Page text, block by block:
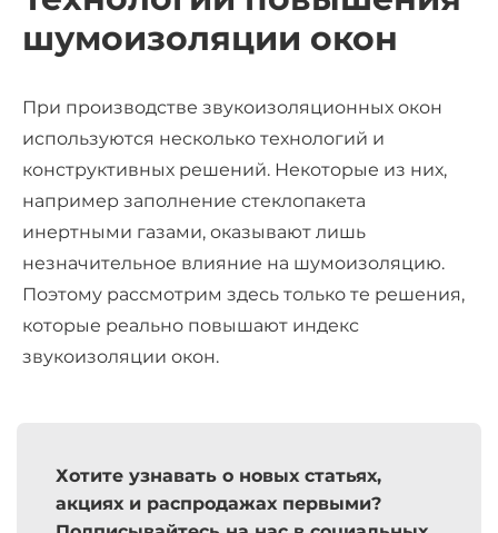
шумоизоляции окон
При производстве звукоизоляционных окон
используются несколько технологий и
конструктивных решений. Некоторые из них,
например заполнение стеклопакета
инертными газами, оказывают лишь
незначительное влияние на шумоизоляцию.
Поэтому рассмотрим здесь только те решения,
которые реально повышают индекс
звукоизоляции окон.
Хотите узнавать о новых статьях,
акциях и распродажах первыми?